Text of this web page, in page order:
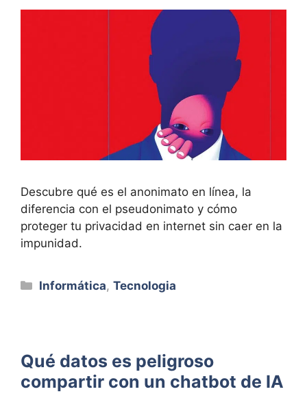
Descubre qué es el anonimato en línea, la
diferencia con el pseudonimato y cómo
proteger tu privacidad en internet sin caer en la
impunidad.
Categorías
Informática,Tecnologia
Qué datos es peligroso
compartir con un chatbot de IA